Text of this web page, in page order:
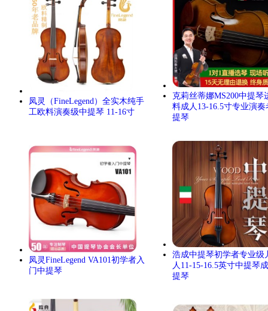
凤灵（FineLegend）全实木纯手
工欧料演奏级中提琴 11-16寸
克莉丝蒂娜MS200中提琴
料成人13-16.5寸专业演奏
提琴
凤灵FineLegend VA101初学者入
门中提琴
浩成中提琴初学者专业级
人11-15-16.5英寸中提琴
提琴